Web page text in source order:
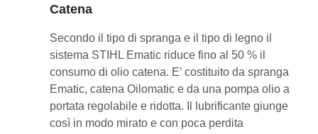
Catena
Secondo il tipo di spranga e il tipo di legno il
sistema STIHL Ematic riduce fino al 50 % il
consumo di olio catena. E’ costituito da spranga
Ematic, catena Oilomatic e da una pompa olio a
portata regolabile e ridotta. Il lubrificante giunge
così in modo mirato e con poca perdita